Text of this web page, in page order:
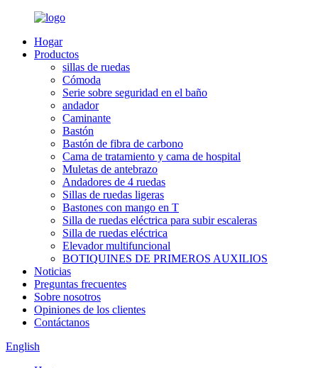
Hogar
Productos
sillas de ruedas
Cómoda
Serie sobre seguridad en el baño
andador
Caminante
Bastón
Bastón de fibra de carbono
Cama de tratamiento y cama de hospital
Muletas de antebrazo
Andadores de 4 ruedas
Sillas de ruedas ligeras
Bastones con mango en T
Silla de ruedas eléctrica para subir escaleras
Silla de ruedas eléctrica
Elevador multifuncional
BOTIQUINES DE PRIMEROS AUXILIOS
Noticias
Preguntas frecuentes
Sobre nosotros
Opiniones de los clientes
Contáctanos
English